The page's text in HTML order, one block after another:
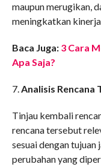
maupun merugikan,
meningkatkan
Baca Juga: 3 Cara
Apa Saja?
7.Analisis Rencana
Tinjau kembali
rencana tersebut
sesuai dengan tujuan
perubahan yang